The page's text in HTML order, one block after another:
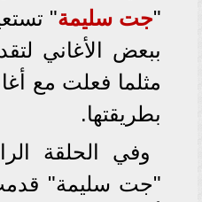
"جت سليمة"
ببعض الأغاني
مثلما فعلت مع
بطريقتها.
وفي الحلقة
"جت سليمة"